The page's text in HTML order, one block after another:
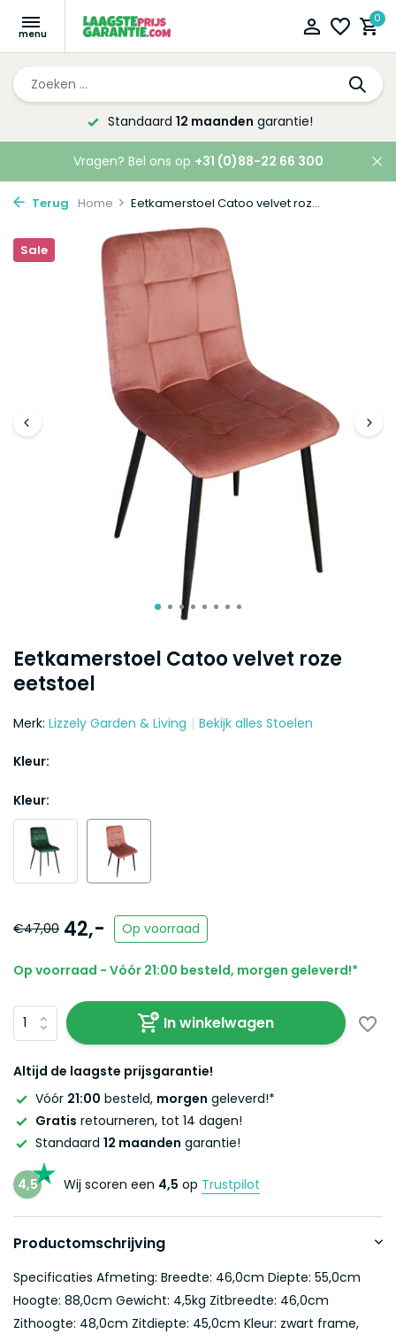
0
Altijd de laagsteprijsgarantie!
Vragen? Bel ons op +31 (0)88-22 66 300
Terug Home Eetkamerstoel Catoo velvet roz...
Eetkamerstoel Catoo velvet roze
eetstoel
Sale
Merk: Lizzely Garden & Living Bekijk alles Stoelen
Kleur:
Kleur:
€47,00 42,- Op voorraad
Op voorraad - Vóór 21:00 besteld, morgen geleverd!*
In winkelwagen
Altijd de laagste prijsgarantie!
Vóór 21:00 besteld, morgen geleverd!*
Gratis retourneren, tot 14 dagen!
Standaard 12 maanden garantie!
4,5 Wij scoren een 4,5 op Trustpilot
Productomschrijving
Specificaties Afmeting: Breedte: 46,0cm Diepte: 55,0cm
Hoogte: 88,0cm Gewicht: 4,5kg Zitbreedte: 46,0cm
Zithoogte: 48,0cm Zitdiepte: 45,0cm Kleur: zwart frame,